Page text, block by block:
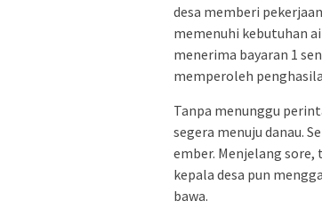
desa memberi
memenuhi kebutuhan
menerima bayaran 1
memperoleh
Tanpa menunggu
segera menuju danau.
ember. Menjelang sore,
kepala desa pun
bawa.